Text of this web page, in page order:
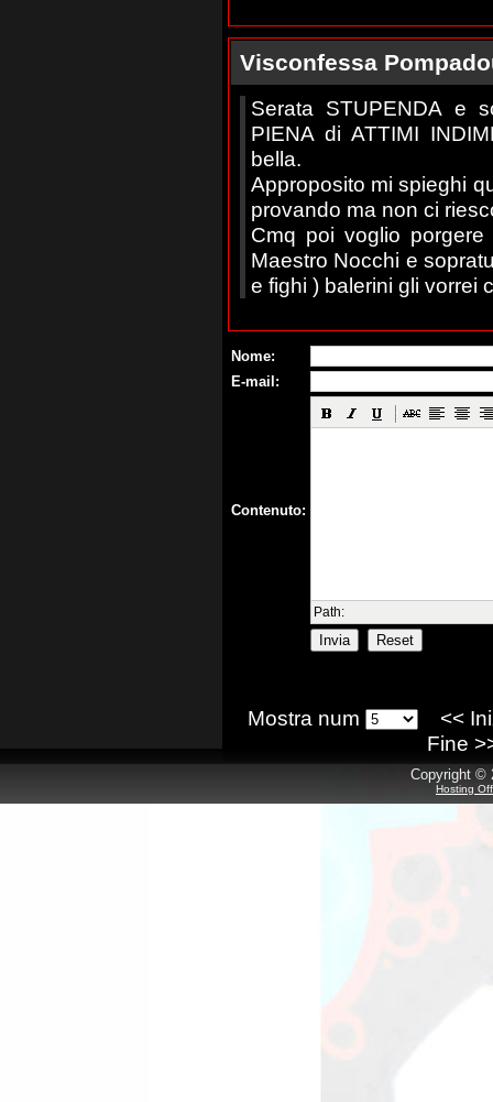
Visconfessa
Serata STUPENDA e
PIENA di ATTIMI
bella.
Approposito mi spieghi
provando ma non ci
Cmq poi voglio
Maestro Nocchi e
e fighi ) balerini gli vorrei
Nome:
E-mail:
Contenuto:
Path:
Mostra num <<
Fine
Copyright ©
Hosting